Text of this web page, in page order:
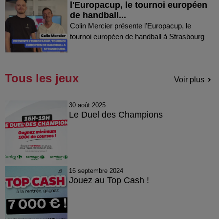
l'Europacup, le tournoi européen
de handball...
Colin Mercier présente l'Europacup, le
tournoi européen de handball à Strasbourg
Tous les jeux Voir plus
30 août 2025
Le Duel des Champions
16 septembre 2024
Jouez au Top Cash !